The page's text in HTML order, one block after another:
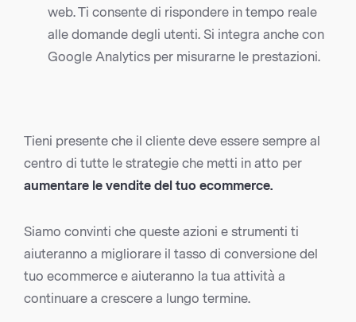
web. Ti consente di rispondere in tempo reale
alle domande degli utenti. Si integra anche con
Google Analytics per misurarne le prestazioni.
Tieni presente che il cliente deve essere sempre al
centro di tutte le strategie che metti in atto per
aumentare le vendite del tuo ecommerce.
Siamo convinti che queste azioni e strumenti ti
aiuteranno a migliorare il tasso di conversione del
tuo ecommerce e aiuteranno la tua attività a
continuare a crescere a lungo termine.